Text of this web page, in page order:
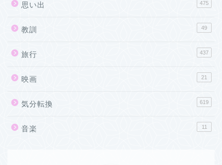
思い出 475
教訓 49
旅行 437
映画 21
気分転換 619
音楽 11